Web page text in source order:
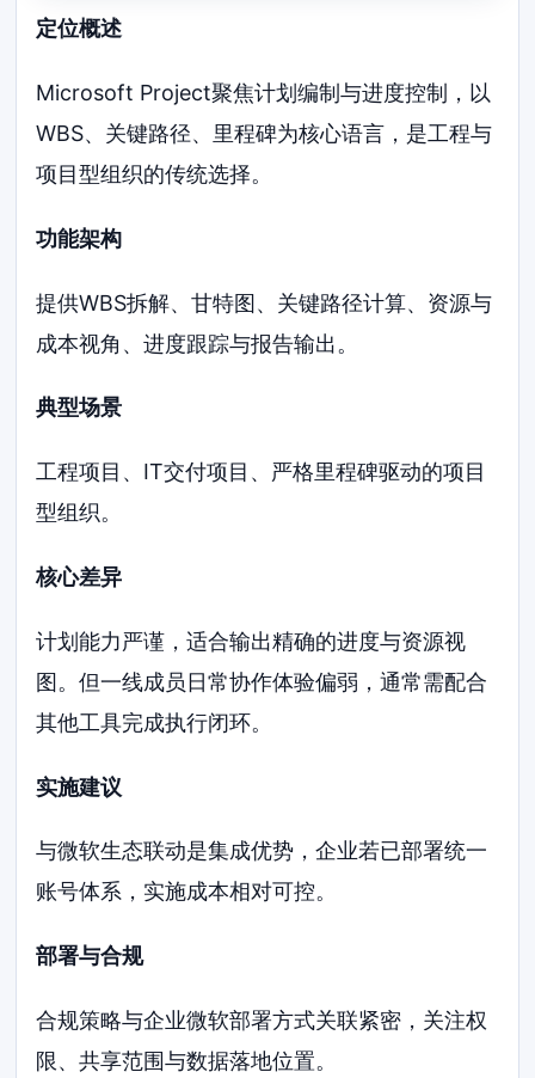
定位概述
Microsoft Project聚焦计划编制与进度控制，以
WBS、关键路径、里程碑为核心语言，是工程与
项目型组织的传统选择。
功能架构
提供WBS拆解、甘特图、关键路径计算、资源与
成本视角、进度跟踪与报告输出。
典型场景
工程项目、IT交付项目、严格里程碑驱动的项目
型组织。
核心差异
计划能力严谨，适合输出精确的进度与资源视
图。但一线成员日常协作体验偏弱，通常需配合
其他工具完成执行闭环。
实施建议
与微软生态联动是集成优势，企业若已部署统一
账号体系，实施成本相对可控。
部署与合规
合规策略与企业微软部署方式关联紧密，关注权
限、共享范围与数据落地位置。